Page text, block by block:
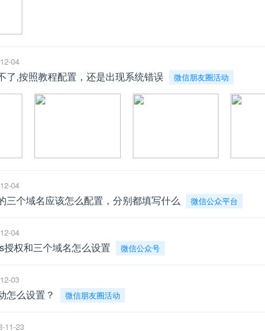
04
了,按照教程配置，还是出现系统错误 微信朋友圈活动
04
三个域名应该怎么配置，分别都填写什么 微信公众平台
04
授权和三个域名怎么设置 微信公众号
03
怎么设置？ 微信朋友圈活动
11-23